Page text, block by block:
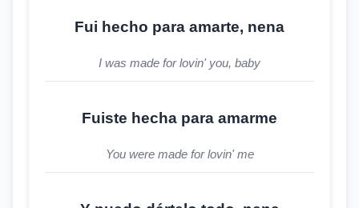
Fui hecho para amarte, nena
I was made for lovin' you, baby
Fuiste hecha para amarme
You were made for lovin' me